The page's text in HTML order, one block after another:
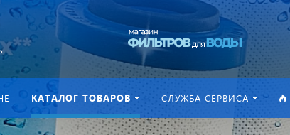
КАТАЛОГ ТОВАРОВ СЛУЖБА СЕРВИСА